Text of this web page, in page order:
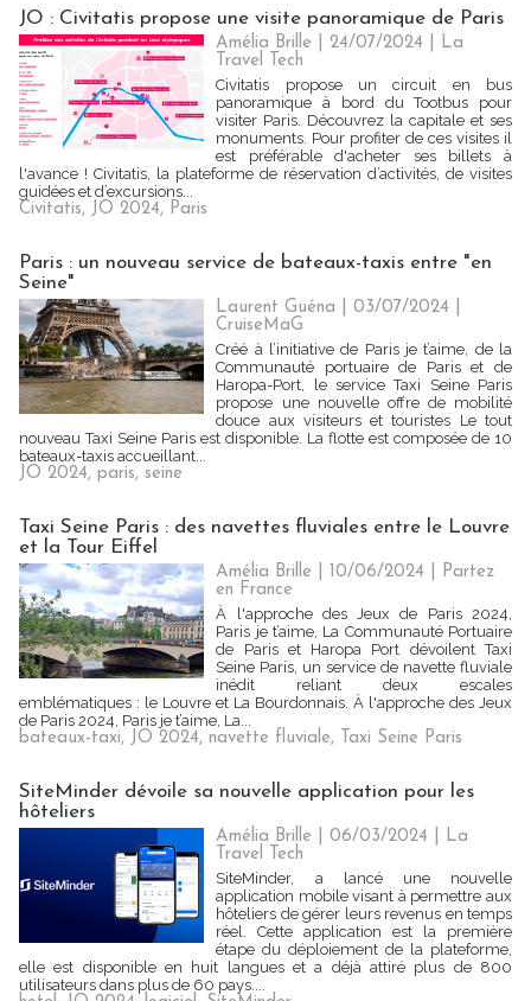
JO : Civitatis propose une visite panoramique de Paris
Amélia Brille | 24/07/2024
La
Travel Tech
Civitatis propose un circuit en bus
panoramique à bord du Tootbus pour
visiter Paris. Découvrez la capitale et ses
monuments. Pour profiter de ces visites il
est préférable d'acheter ses billets à
l'avance ! Civitatis, la plateforme de réservation d’activités, de visites
guidées et d’excursions...
Civitatis, JO 2024, Paris
Paris : un nouveau service de bateaux-taxis entre "en
Seine"
Laurent Guéna | 03/07/2024
CruiseMaG
Créé à l’initiative de Paris je t’aime, de la
Communauté portuaire de Paris et de
Haropa-Port, le service Taxi Seine Paris
propose une nouvelle offre de mobilité
douce aux visiteurs et touristes Le tout
nouveau Taxi Seine Paris est disponible. La flotte est composée de 10
bateaux-taxis accueillant...
JO 2024, paris, seine
Taxi Seine Paris : des navettes fluviales entre le Louvre
et la Tour Eiffel
Amélia Brille | 10/06/2024
Partez
en France
À l'approche des Jeux de Paris 2024,
Paris je t’aime, La Communauté Portuaire
de Paris et Haropa Port dévoilent Taxi
Seine Paris, un service de navette fluviale
inédit reliant deux escales
emblématiques : le Louvre et La Bourdonnais. À l'approche des Jeux
de Paris 2024, Paris je t’aime, La...
bateaux-taxi, JO 2024, navette fluviale, Taxi Seine Paris
SiteMinder dévoile sa nouvelle application pour les
hôteliers
Amélia Brille | 06/03/2024
La
Travel Tech
SiteMinder, a lancé une nouvelle
application mobile visant à permettre aux
hôteliers de gérer leurs revenus en temps
réel. Cette application est la première
étape du déploiement de la plateforme,
elle est disponible en huit langues et a déjà attiré plus de 800
utilisateurs dans plus de 60 pays....